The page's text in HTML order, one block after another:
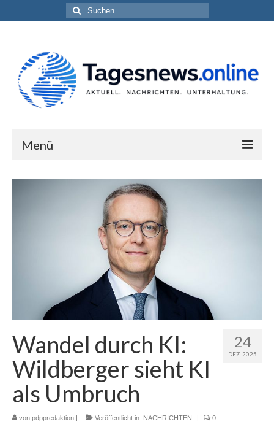
Suchen
nach:
Menü
Impressum
Datenschutzerklärung
24
DEZ. 2025
Wandel durch KI:
Wildberger sieht KI
als Umbruch
von pdppredaktion | Veröffentlicht in: NACHRICHTEN | 0